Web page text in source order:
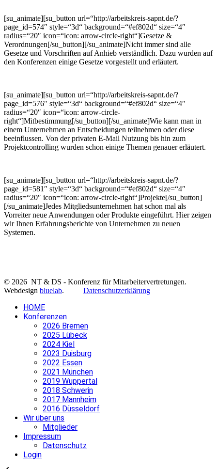
[su_animate][su_button url=“http://arbeitskreis-sapnt.de/?
page_id=574″ style=“3d“ background=“#ef802d“ size=“4″
radius=“20″ icon=“icon: arrow-circle-right“]Gesetze &
Verordnungen[/su_button][/su_animate]Nicht immer sind alle
Gesetze und Vorschriften auf Anhieb verständlich. Dazu wurden auf
den Konferenzen einige Gesetze vorgestellt und erläutert.
[su_animate][su_button url=“http://arbeitskreis-sapnt.de/?
page_id=576″ style=“3d“ background=“#ef802d“ size=“4″
radius=“20″ icon=“icon: arrow-circle-
right“]Mitbestimmung[/su_button][/su_animate]Wie kann man in
einem Unternehmen an Entscheidungen teilnehmen oder diese
beeinflussen. Von der privaten E-Mail Nutzung bis hin zum
Projektcontrolling wurden schon einige Themen genauer erläutert.
[su_animate][su_button url=“http://arbeitskreis-sapnt.de/?
page_id=581″ style=“3d“ background=“#ef802d“ size=“4″
radius=“20″ icon=“icon: arrow-circle-right“]Projekte[/su_button]
[/su_animate]Jedes Mitgliedsunternehmen hat schon mal als
Vorreiter neue Anwendungen oder Produkte eingeführt. Hier zeigen
wir Ihnen Erfahrungsberichte von Unternehmen zu neuen
Systemen.
© 2026 NT & DS - Konferenz für Mitarbeitervertretungen.
Webdesign bluelab. Datenschutzerklärung
HOME
Konferenzen
2026 Bremen
2025 Lübeck
2024 Kiel
2023 Duisburg
2022 Essen
2021 München
2019 Wuppertal
2018 Schwerin
2017 Mannheim
2016 Düsseldorf
Wir über uns
Mitglieder
Impressum
Datenschutz
Login